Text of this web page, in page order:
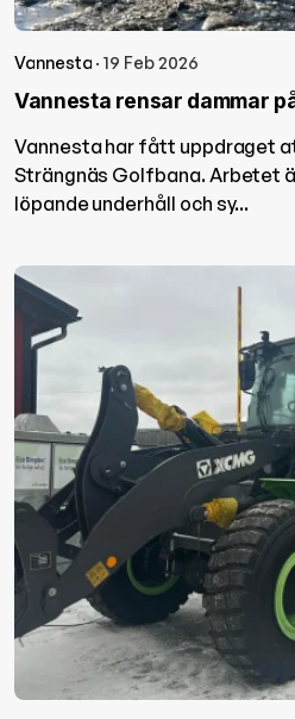
Vannesta · 19 Feb 2026
Vannesta rensar dammar
Vannesta har fått uppdraget
Strängnäs Golfbana. Arbetet
löpande underhåll och sy...